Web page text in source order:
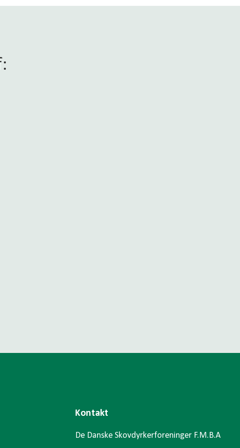
Kontakt
De Danske Skovdyrkerforeninger F.M.B.A